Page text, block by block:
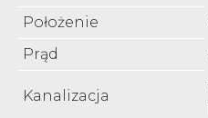
Położenie
Prąd
Kanalizacja